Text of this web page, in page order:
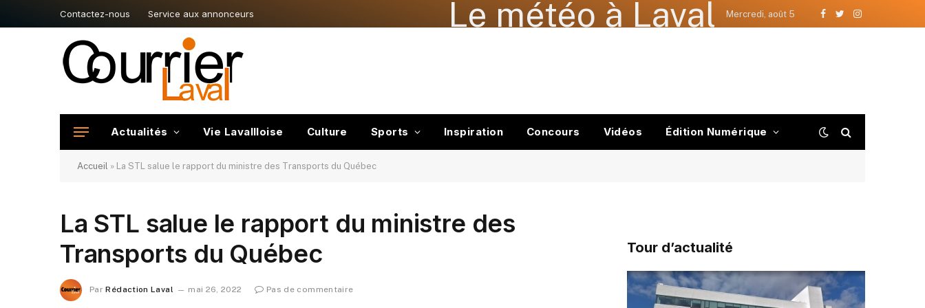
Contactez-nous Service aux annonceurs Le météo à Laval Mercredi, août 5
Facebook
TwitterInstagram
Actualités Vie Lavallloise Culture Sports Inspiration Concours Vidéos Édition Numérique
Accueil » La STL salue le rapport du ministre des Transports du Québec
La STL salue le rapport du ministre des
Transports du Québec
Par Rédaction Laval mai 26, 2022 Pas de commentaire
Tour d’actualité